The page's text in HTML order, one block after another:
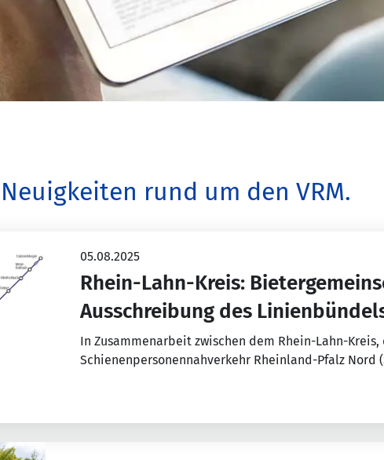
rund um den VRM.
05.08.2025
Rhein-Lahn-Kreis:
Ausschreibung des
In Zusammenarbeit zwischen dem Rhein-Lahn-Kreis,
Schienenpersonennahverkehr Rheinland-Pfalz Nord